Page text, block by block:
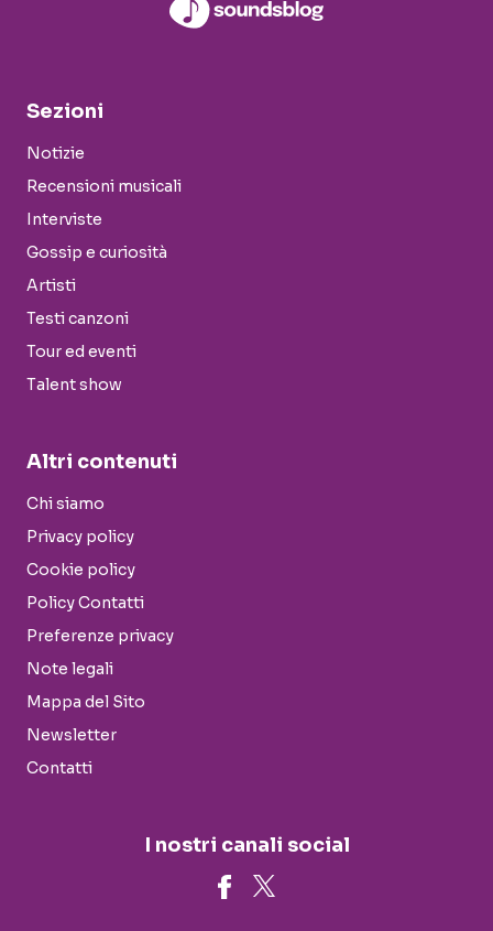
Sezioni
Notizie
Recensioni musicali
Interviste
Gossip e curiosità
Artisti
Testi canzoni
Tour ed eventi
Talent show
Altri contenuti
Chi siamo
Privacy policy
Cookie policy
Policy Contatti
Preferenze privacy
Note legali
Mappa del Sito
Newsletter
Contatti
I nostri canali social